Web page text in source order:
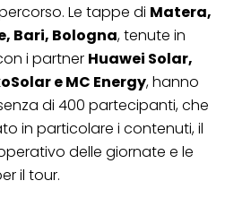
Le tappe di Matera,
Bari, Bologna, tenute in
i partner Huawei Solar,
e MC Energy, hanno
di 400 partecipanti, che
in particolare i contenuti, il
delle giornate e le
il tour.
Anechiforesei e
SunCity, Giovanni
Xu di Huawei,
MC Energy e
di Jinko, Francesca
Fabrizio Seghetti
Pitingolo di